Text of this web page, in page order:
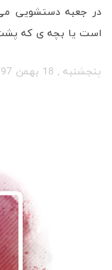
در جعبه دستشویی
است یا بچه ی که
پنجشنبه , 18 بهمن 97